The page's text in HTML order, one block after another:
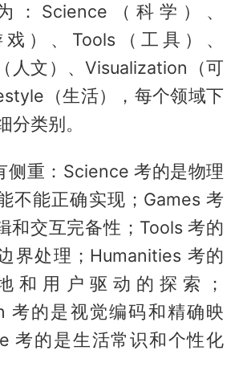
：Science（科学）、
戏）、Tools（工具）、
人文）、Visualization（可
（生活），每个领域下
分类别。
侧重：Science 考的是物理
不能正确实现；Games 考
和交互完备性；Tools 考的
界处理；Humanities 考的
和用户驱动的探索；
考的是视觉编码和精确映
考的是生活常识和个性化